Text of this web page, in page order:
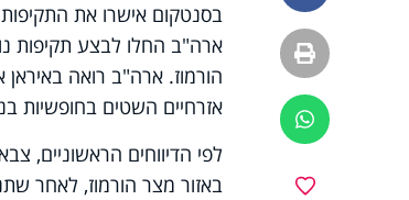
הדפסה
ווטסאפ
בסנטקום אישרו את
ארה"ב החלו לבצע תקיפות
הורמוז. ארה"ב רואה
אזרחיים השטים בחופשיות
לפי הדיווחים הראשוניים,
באזור מצר הורמוז, לאחר